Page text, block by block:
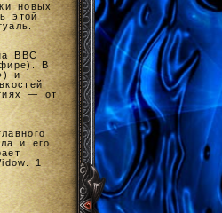
новых
этой
BBC
В
и
— от
и его
1